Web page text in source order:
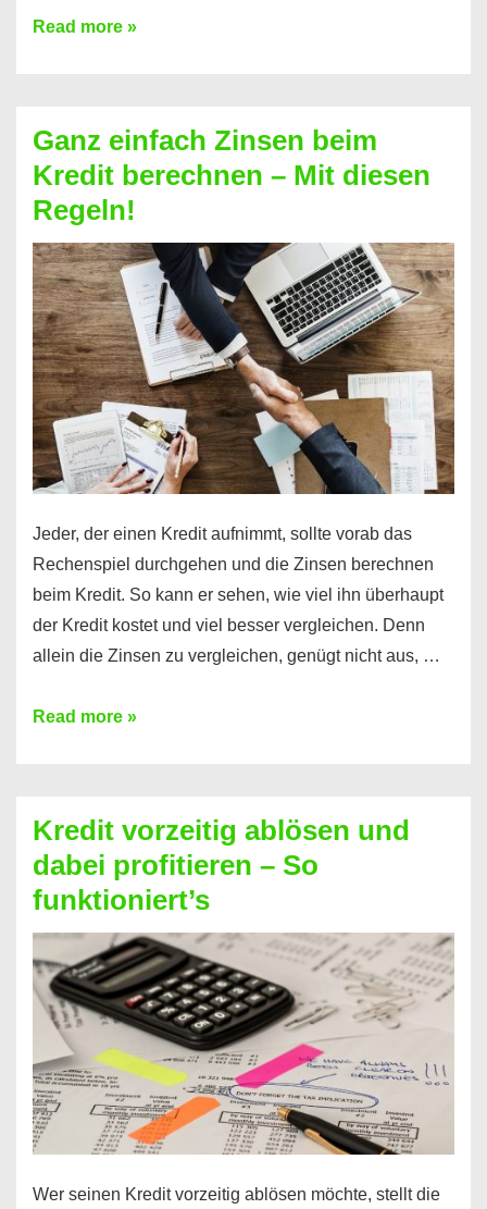
Einen
bekommen?
So
ist
es
möglich!
Read more »
Ganz einfach Zinsen beim
Kredit berechnen – Mit diesen
Regeln!
Jeder, der einen Kredit aufnimmt, sollte vorab das
Rechenspiel durchgehen und die Zinsen berechnen
beim Kredit. So kann er sehen, wie viel ihn überhaupt
der Kredit kostet und viel besser vergleichen. Denn
allein die Zinsen zu vergleichen, genügt nicht aus, …
Ganz
Kredit
berechnen
–
Mit
diesen
Regeln!
Read more »
Kredit vorzeitig ablösen und
dabei profitieren – So
funktioniert’s
Wer seinen Kredit vorzeitig ablösen möchte, stellt die